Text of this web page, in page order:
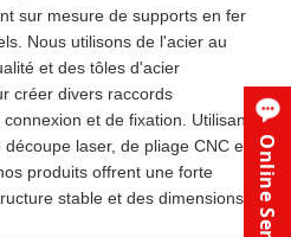
sur mesure de supports en fer
Nous utilisons de l'acier au
et des tôles d'acier
créer divers raccords
et de fixation. Utilisant
laser, de pliage CNC et
produits offrent une forte
stable et des dimensions
Online Service